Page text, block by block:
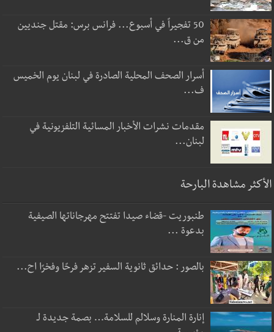
50 تفجيراً في أسبوع... فرانس برس: مقتل جنديين
من ق...
أسرار الصحف المحلية الصادرة في لبنان يوم الخميس
ف...
مقدمات نشرات الأخبار المسائية التلفزيونية في
لبنان...
الأكثر مشاهدة البارحة
طنبوريت -قضاء صيدا تفتتح مهرجاناتها الصيفية
بدعوة ...
بالصور : حدائق ثانوية السفير تزهر فرحًا وفخرًا اح...
إنارة المنارة وسلالم للسلامة… بصمة جديدة لـ